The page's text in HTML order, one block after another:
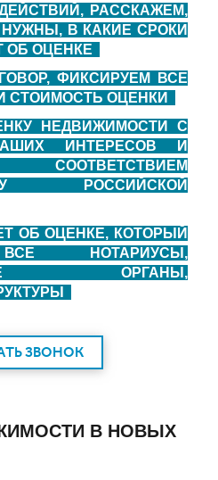
РАССКАЖЕМ,
В КАКИЕ СРОКИ
ОБ ОЦЕНКЕ
ФИКСИРУЕМ ВСЕ
СТОИМОСТЬ ОЦЕНКИ
НЕДВИЖИМОСТИ С
ИНТЕРЕСОВ И
РОССИЙСКОЙ
ОБ ОЦЕНКЕ, КОТОРЫЙ
НОТАРИУСЫ,
ОРГАНЫ,
ЗВОНОК
В НОВЫХ